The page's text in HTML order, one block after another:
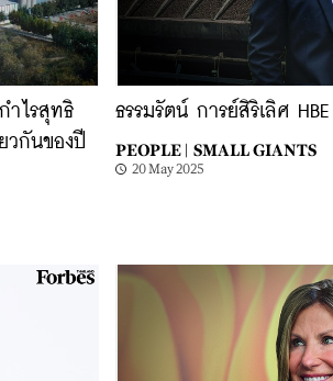
ำไรสุทธิ
วกันของปี
ธรรมรัตน์ การย์สิริเลิศ
PEOPLE | SMALL GIANTS
20 May 2025